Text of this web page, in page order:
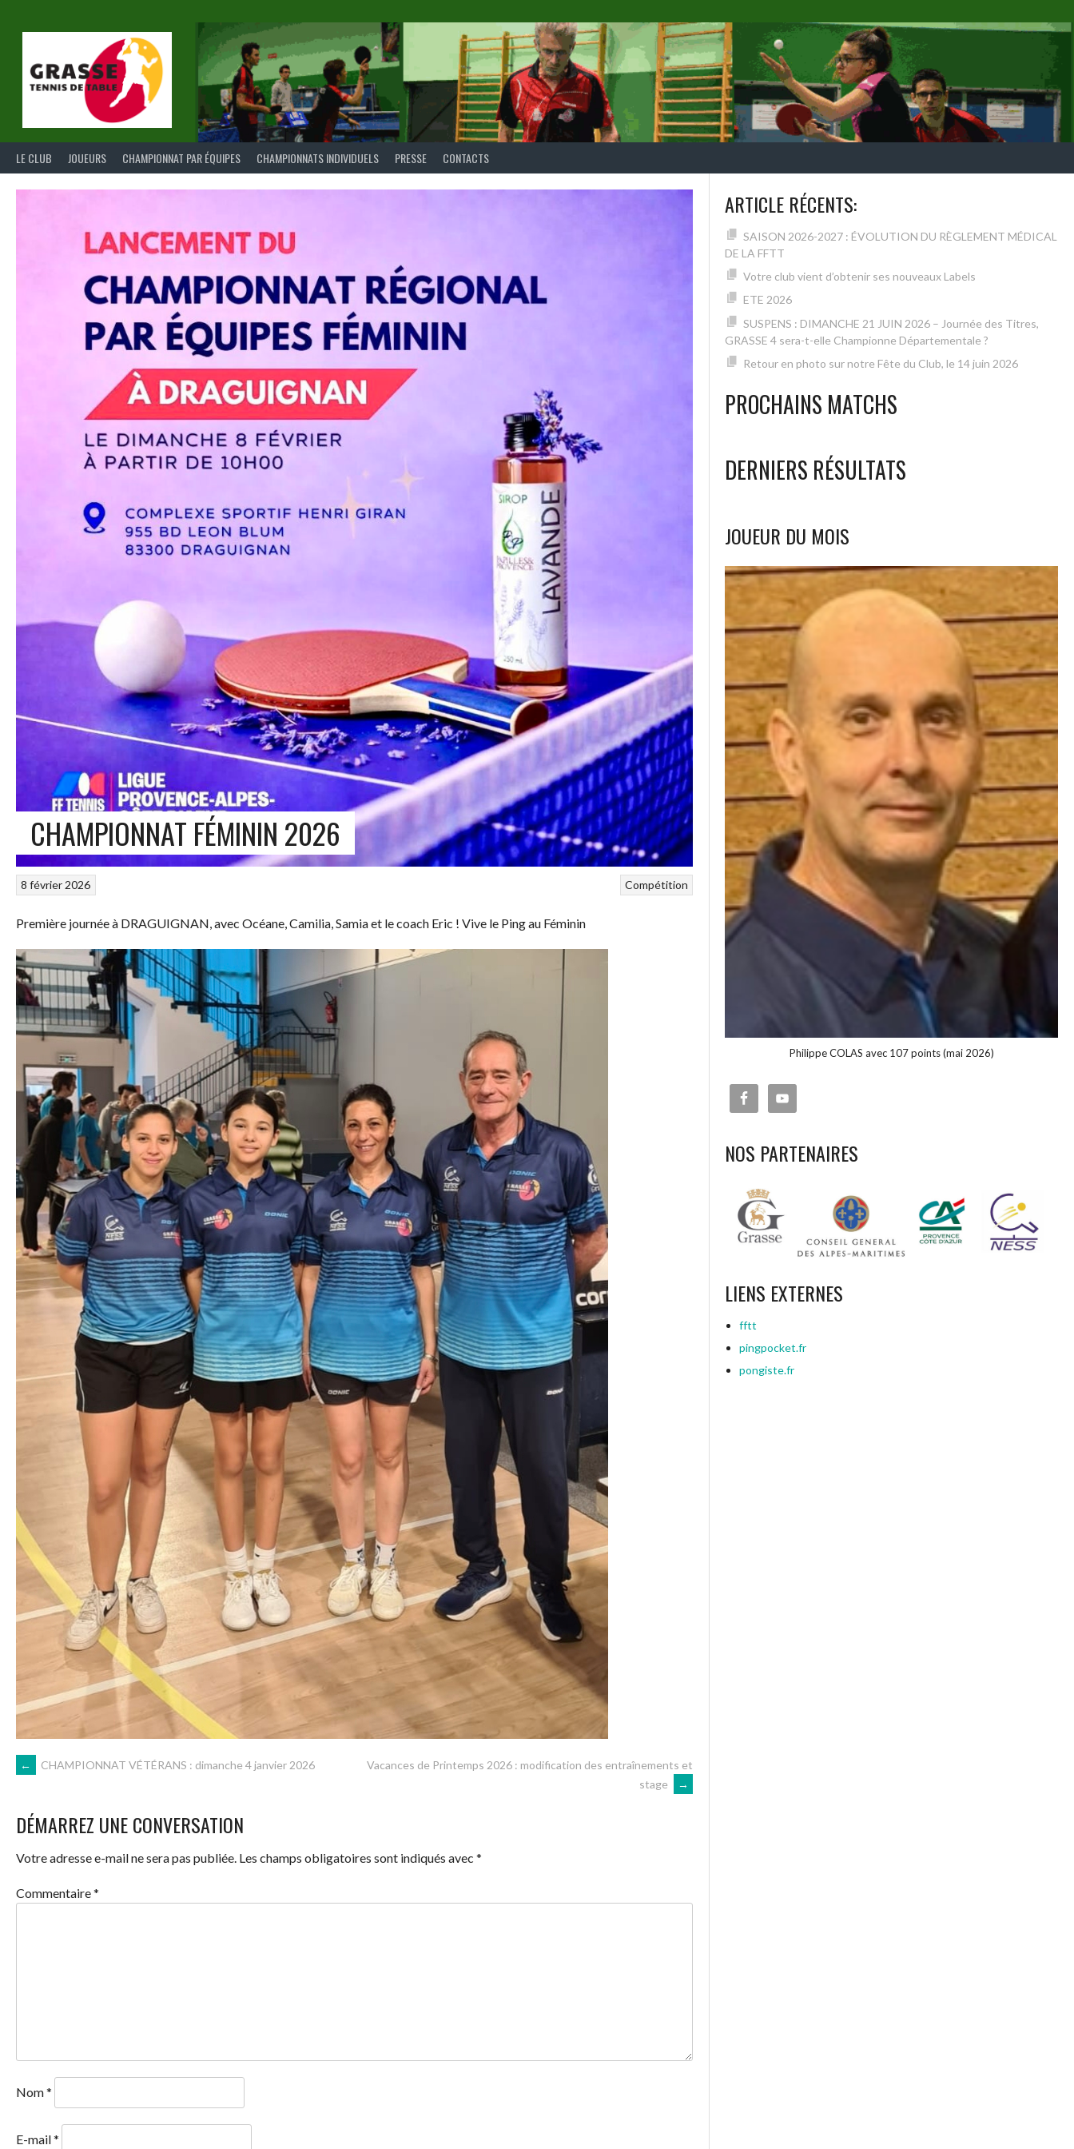
LE CLUB JOUEURS CHAMPIONNAT PAR ÉQUIPES CHAMPIONNATS INDIVIDUELS PRESSE CONTACTS
CHAMPIONNAT FÉMININ 2026
Compétition
8 février 2026
Première journée à DRAGUIGNAN, avec Océane, Camilia, Samia et le coach Eric ! Vive le Ping au Féminin
NAVIGATION
DES
ARTICLES
← CHAMPIONNAT VÉTÉRANS : dimanche 4 janvier 2026
Vacances de Printemps 2026 : modification des entraînements et
stage
→
DÉMARREZ UNE CONVERSATION
Votre adresse e-mail ne sera pas publiée. Les champs obligatoires sont indiqués avec *
Commentaire*
Nom*
E-mail*
ARTICLE RÉCENTS:
SAISON 2026-2027 : ÉVOLUTION DU RÈGLEMENT MÉDICAL
DE LA FFTT
Votre club vient d’obtenir ses nouveaux Labels
ETE 2026
SUSPENS : DIMANCHE 21 JUIN 2026 – Journée des Titres,
GRASSE 4 sera-t-elle Championne Départementale ?
Retour en photo sur notre Fête du Club, le 14 juin 2026
PROCHAINS MATCHS
DERNIERS RÉSULTATS
JOUEUR DU MOIS
Philippe COLAS avec 107 points (mai 2026)
NOS PARTENAIRES
LIENS EXTERNES
fftt
pingpocket.fr
pongiste.fr